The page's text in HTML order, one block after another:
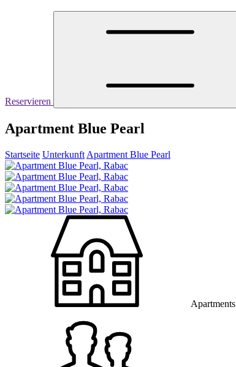
Reservieren
Apartment Blue Pearl
Startseite Unterkunft Apartment Blue Pearl
Apartments